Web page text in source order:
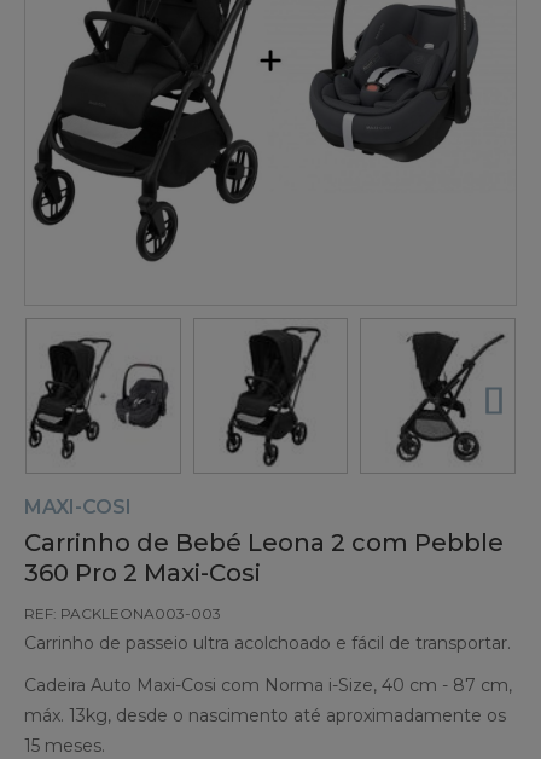
MAXI-COSI
Carrinho de Bebé Leona 2 com Pebble
360 Pro 2 Maxi-Cosi
REF: PACKLEONA003-003
Carrinho de passeio ultra acolchoado e fácil de transportar.
Cadeira Auto Maxi-Cosi com Norma i-Size, 40 cm - 87 cm,
máx. 13kg, desde o nascimento até aproximadamente os
15 meses.